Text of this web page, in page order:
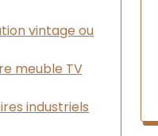
vintage ou
meuble TV
industriels